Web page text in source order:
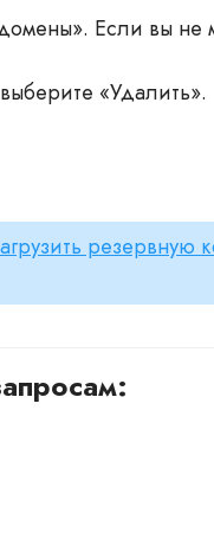
Если вы не
«Удалить».
резервную